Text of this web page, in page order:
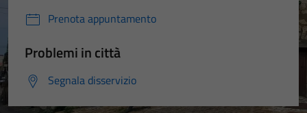
Prenota appuntamento
Problemi in città
Segnala disservizio